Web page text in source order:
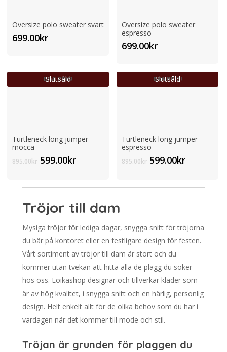
Oversize polo sweater svart
699.00kr
Oversize polo sweater
espresso
699.00kr
BRA PRIS!
Slutsåld
Turtleneck long jumper
mocca
895.00kr Det
895.00kr.
599.00krDet
599.00kr.
BRA PRIS!
Slutsåld
Turtleneck long jumper
espresso
895.00kr Det
599.00krDet
Tröjor till dam
Mysiga tröjor för lediga dagar, snygga snitt för tröjorna
du bär på kontoret eller en festligare design för festen.
Vårt sortiment av tröjor till dam är stort och du
kommer utan tvekan att hitta alla de plagg du söker
hos oss. Loikashop designar och tillverkar kläder som
är av hög kvalitet, i snygga snitt och en härlig, personlig
design. Helt enkelt allt för de olika behov som du har i
vardagen när det kommer till mode och stil.
Tröjan är grunden för plaggen du